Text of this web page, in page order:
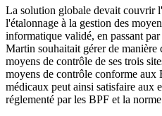
La solution globale devait couvrir
l'étalonnage à la gestion des
informatique validé, en passant
Martin souhaitait gérer de manière
moyens de contrôle de ses trois
moyens de contrôle conforme
médicaux peut ainsi satisfaire aux
réglementé par les BPF et la